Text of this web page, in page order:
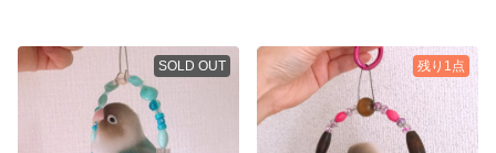
SOLD OUT 残り1点